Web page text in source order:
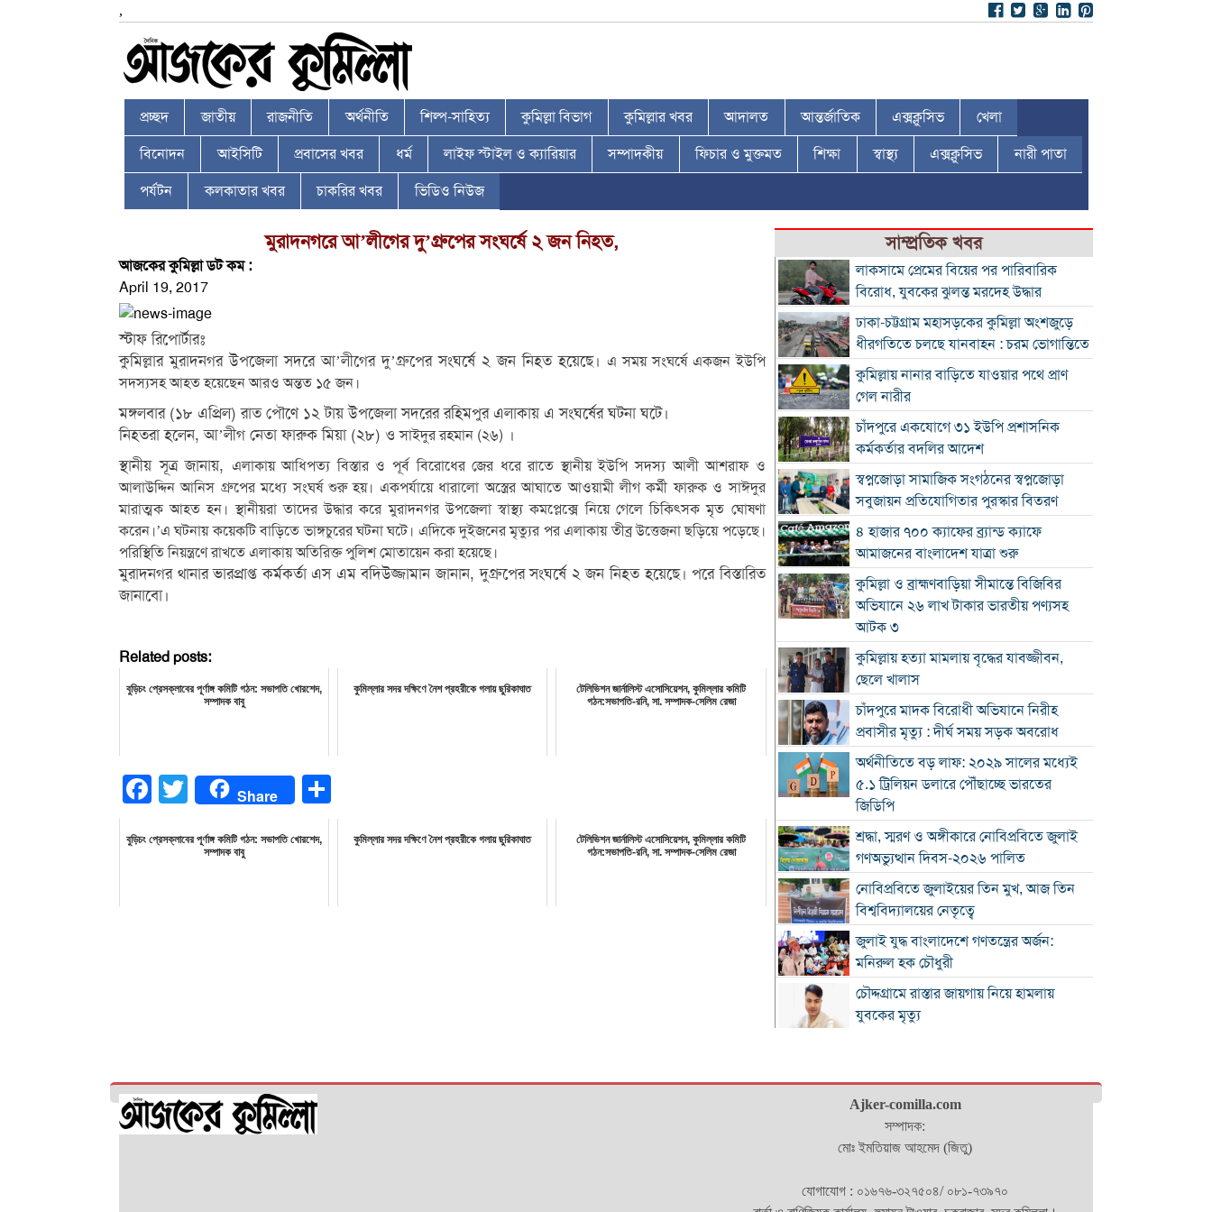
,
প্রচ্ছদ জাতীয় রাজনীতি অর্থনীতি শিল্প-সাহিত্য কুমিল্লা বিভাগ কুমিল্লার খবর আদালত আন্তর্জাতিক এক্সক্লুসিভ খেলা
বিনোদন আইসিটি প্রবাসের খবর ধর্ম লাইফ স্টাইল ও ক্যারিয়ার সম্পাদকীয় ফিচার ও মুক্তমত শিক্ষা স্বাস্থ্য এক্সক্লুসিভ নারী পাতা
পর্যটন কলকাতার খবর চাকরির খবর ভিডিও নিউজ
মুরাদনগরে আ’লীগের দু’গ্রুপের সংঘর্ষে ২ জন নিহত,
আজকের কুমিল্লা ডট কম :
April 19, 2017
স্টাফ রিপোর্টারঃ
কুমিল্লার মুরাদনগর উপজেলা সদরে আ’লীগের দু’গ্রুপের সংঘর্ষে ২ জন নিহত হয়েছে। এ সময় সংঘর্ষে একজন ইউপি
সদস্যসহ আহত হয়েছেন আরও অন্তত ১৫ জন।
মঙ্গলবার (১৮ এপ্রিল) রাত পৌণে ১২ টায় উপজেলা সদরের রহিমপুর এলাকায় এ সংঘর্ষের ঘটনা ঘটে।
নিহতরা হলেন, আ’লীগ নেতা ফারুক মিয়া (২৮) ওসাইদুর রহমান (২৬) ।
স্থানীয় সূত্র জানায়, এলাকায় আধিপত্য বিস্তার ও পূর্ব বিরোধের জের ধরে রাতে স্থানীয় ইউপি সদস্য আলী আশরাফ ও
আলাউদ্দিন আনিস গ্রুপের মধ্যে সংঘর্ষ শুরু হয়। একপর্যায়ে ধারালো অস্ত্রের আঘাতে আওয়ামী লীগ কর্মী ফারুক ও সাঈদুর
মারাত্মক আহত হন। স্থানীয়রা তাদের উদ্ধার করে মুরাদনগর উপজেলা স্বাস্থ্য কমপ্লেক্সে নিয়ে গেলে চিকিৎসক মৃত ঘোষণা
করেন।’এ ঘটনায় কয়েকটি বাড়িতে ভাঙ্গচুরের ঘটনা ঘটে। এদিকে দুইজনের মৃত্যুর পর এলাকায় তীব্র উত্তেজনা ছড়িয়ে পড়েছে।
পরিস্থিতি নিয়ন্ত্রণে রাখতে এলাকায় অতিরিক্ত পুলিশ মোতায়েন করা হয়েছে।
মুরাদনগর থানার ভারপ্রাপ্ত কর্মকর্তা এস এম বদিউজ্জামান জানান, দুগ্রুপের সংঘর্ষে ২ জন নিহত হয়েছে। পরে বিস্তারিত
জানাবো।
Related posts:
বুড়িচং প্রেসক্লাবের পূর্ণাঙ্গ কমিটি গঠন: সভাপতি খোরশেদ,
সম্পাদক বাবু
কুমিল্লার সদর দক্ষিণে নৈশ প্রহরীকে গলায় ছুরিকাঘাত
টেলিভিশন জার্নালিস্ট এসোসিয়েশন, কুমিল্লার কমিটি
গঠন:সভাপতি-রনি, সা. সম্পাদক-সেলিম রেজা
Facebook
Twitter Share
বুড়িচং প্রেসক্লাবের পূর্ণাঙ্গ কমিটি গঠন: সভাপতি খোরশেদ,
সম্পাদক বাবু
কুমিল্লার সদর দক্ষিণে নৈশ প্রহরীকে গলায় ছুরিকাঘাত
টেলিভিশন জার্নালিস্ট এসোসিয়েশন, কুমিল্লার কমিটি
গঠন:সভাপতি-রনি, সা. সম্পাদক-সেলিম রেজা
সাম্প্রতিক খবর
লাকসামে প্রেমের বিয়ের পর পারিবারিক
বিরোধ, যুবকের ঝুলন্ত মরদেহ উদ্ধার
ঢাকা-চট্টগ্রাম মহাসড়কের কুমিল্লা অংশজুড়ে
ধীরগতিতে চলছে যানবাহন : চরম ভোগান্তিতে
কুমিল্লায় নানার বাড়িতে যাওয়ার পথে প্রাণ
গেল নারীর
চাঁদপুরে একযোগে ৩১ ইউপি প্রশাসনিক
কর্মকর্তার বদলির আদেশ
স্বপ্নজোড়া সামাজিক সংগঠনের স্বপ্নজোড়া
সবুজায়ন প্রতিযোগিতার পুরস্কার বিতরণ
৪ হাজার ৭০০ ক্যাফের ব্র্যান্ড ক্যাফে
আমাজনের বাংলাদেশ যাত্রা শুরু
কুমিল্লা ও ব্রাহ্মণবাড়িয়া সীমান্তে বিজিবির
অভিযানে ২৬ লাখ টাকার ভারতীয় পণ্যসহ
আটক ৩
কুমিল্লায় হত্যা মামলায় বৃদ্ধের যাবজ্জীবন,
ছেলে খালাস
চাঁদপুরে মাদক বিরোধী অভিযানে নিরীহ
প্রবাসীর মৃত্যু : দীর্ঘ সময় সড়ক অবরোধ
অর্থনীতিতে বড় লাফ: ২০২৯ সালের মধ্যেই
৫.১ ট্রিলিয়ন ডলারে পৌঁছাচ্ছে ভারতের
জিডিপি
শ্রদ্ধা, স্মরণ ও অঙ্গীকারে নোবিপ্রবিতে জুলাই
গণঅভ্যুত্থান দিবস-২০২৬ পালিত
নোবিপ্রবিতে জুলাইয়ের তিন মুখ, আজ তিন
বিশ্ববিদ্যালয়ের নেতৃত্বে
জুলাই যুদ্ধ বাংলাদেশে গণতন্ত্রের অর্জন:
মনিরুল হক চৌধুরী
চৌদ্দগ্রামে রাস্তার জায়গায় নিয়ে হামলায়
যুবকের মৃত্যু
কুমিল্লায় শ্বশুরবাড়িতে নাস্তা না দেওয়া নিয়ে
বিরোধ, অন্তঃসত্ত্বা মেয়ের বাবাকে হত্যার
অভিযোগ
আলোচনা সভা ও জুলাই যোদ্ধাদের সংবর্ধনা
Ajker-comilla.com
সম্পাদক:
মোঃ ইমতিয়াজ আহমেদ (জিতু)
যোগাযোগ : ০১৬৭৬-৩২৭৫০৪/ ০৮১-৭৩৯৭০